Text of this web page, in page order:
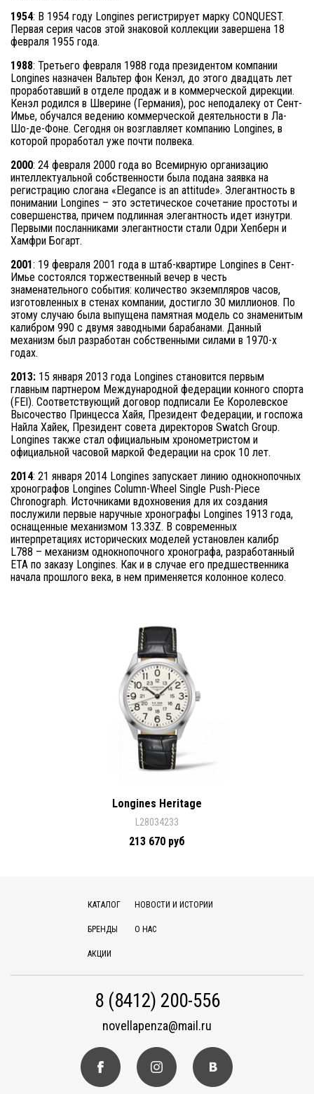
1954: В 1954 году Longines регистрирует марку CONQUEST.
Первая серия часов этой знаковой коллекции завершена 18
февраля 1955 года.
1988: Третьего февраля 1988 года президентом компании
Longines назначен Вальтер фон Кенэл, до этого двадцать лет
проработавший в отделе продаж и в коммерческой дирекции.
Кенэл родился в Шверине (Германия), рос неподалеку от Сент-
Имье, обучался ведению коммерческой деятельности в Ла-
Шо-де-Фоне. Сегодня он возглавляет компанию Longines, в
которой проработал уже почти полвека.
2000: 24 февраля 2000 года во Всемирную организацию
интеллектуальной собственности была подана заявка на
регистрацию слогана «Elegance is an attitude». Элегантность в
понимании Longines – это эстетическое сочетание простоты и
совершенства, причем подлинная элегантность идет изнутри.
Первыми посланниками элегантности стали Одри Хепберн и
Хамфри Богарт.
2001: 19 февраля 2001 года в штаб-квартире Longines в Сент-
Имье состоялся торжественный вечер в честь
знаменательного события: количество экземпляров часов,
изготовленных в стенах компании, достигло 30 миллионов. По
этому случаю была выпущена памятная модель со знаменитым
калибром 990 с двумя заводными барабанами. Данный
механизм был разработан собственными силами в 1970-х
годах.
2013: 15 января 2013 года Longines становится первым
главным партнером Международной федерации конного спорта
(FEI). Соответствующий договор подписали Ее Королевское
Высочество Принцесса Хайя, Президент Федерации, и госпожа
Найла Хайек, Президент совета директоров Swatch Group.
Longines также стал официальным хронометристом и
официальной часовой маркой Федерации на срок 10 лет.
2014: 21 января 2014 Longines запускает линию однокнопочных
хронографов Longines Column-Wheel Single Push-Piece
Chronograph. Источниками вдохновения для их создания
послужили первые наручные хронографы Longines 1913 года,
оснащенные механизмом 13.33Z. В современных
интерпретациях исторических моделей установлен калибр
L788 – механизм однокнопочного хронографа, разработанный
ETA по заказу Longines. Как и в случае его предшественника
начала прошлого века, в нем применяется колонное колесо.
Longines Heritage
L28034233
213 670 руб
КАТАЛОГ
БРЕНДЫ
АКЦИИ
НОВОСТИ И ИСТОРИИ
О НАС
8 (8412) 200-556
novellapenza@mail.ru